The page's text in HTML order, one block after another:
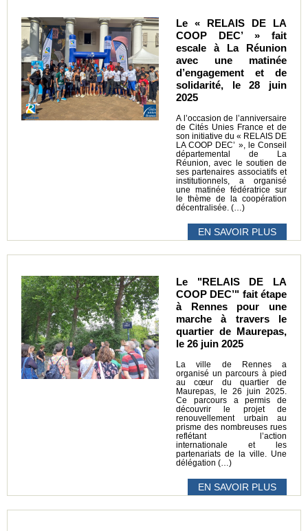
Le « RELAIS DE LA
COOP DEC’ » fait
escale à La Réunion
avec une matinée
d’engagement et de
solidarité, le 28 juin
2025
A l’occasion de l’anniversaire
de Cités Unies France et de
son initiative du « RELAIS DE
LA COOP DEC’ », le Conseil
départemental de La
Réunion, avec le soutien de
ses partenaires associatifs et
institutionnels, a organisé
une matinée fédératrice sur
le thème de la coopération
décentralisée. (…)
EN SAVOIR PLUS
Le "RELAIS DE LA
COOP DEC’" fait étape
à Rennes pour une
marche à travers le
quartier de Maurepas,
le 26 juin 2025
La ville de Rennes a
organisé un parcours à pied
au cœur du quartier de
Maurepas, le 26 juin 2025.
Ce parcours a permis de
découvrir le projet de
renouvellement urbain au
prisme des nombreuses rues
reflétant l’action
internationale et les
partenariats de la ville. Une
délégation (…)
EN SAVOIR PLUS